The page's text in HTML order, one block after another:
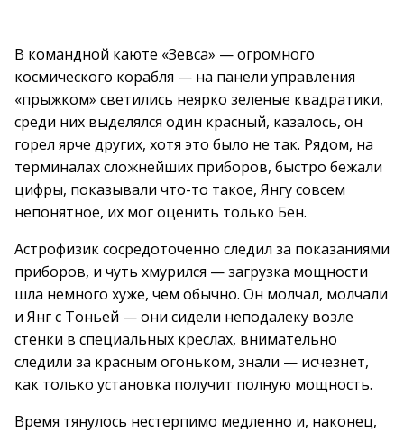
В командной каюте «Зевса» — огромного
космического корабля — на панели управления
«прыжком» светились неярко зеленые квадратики,
среди них выделялся один красный, казалось, он
горел ярче других, хотя это было не так. Рядом, на
терминалах сложнейших приборов, быстро бежали
цифры, показывали что-то такое, Янгу совсем
непонятное, их мог оценить только Бен.
Астрофизик сосредоточенно следил за показаниями
приборов, и чуть хмурился — загрузка мощности
шла немного хуже, чем обычно. Он молчал, молчали
и Янг с Тоньей — они сидели неподалеку возле
стенки в специальных креслах, внимательно
следили за красным огоньком, знали — исчезнет,
как только установка получит полную мощность.
Время тянулось нестерпимо медленно и, наконец,